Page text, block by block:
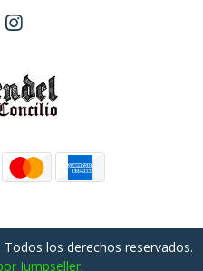
Todos los derechos reservados.
Jumpseller.